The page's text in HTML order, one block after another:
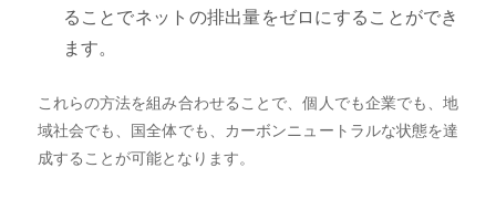
ることでネットの排出量をゼロにすることができ
ます。
これらの方法を組み合わせることで、個人でも企業でも、地
域社会でも、国全体でも、カーボンニュートラルな状態を達
成することが可能となります。